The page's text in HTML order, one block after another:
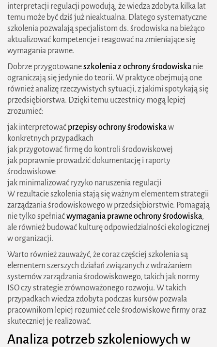
interpretacji regulacji powodują, że wiedza zdobyta kilka lat
temu może być dziś już nieaktualna. Dlatego systematyczne
szkolenia pozwalają specjalistom ds. środowiska na bieżąco
aktualizować kompetencje i reagować na zmieniające się
wymagania prawne.
Dobrze przygotowaneszkolenia z ochrony środowiska nie
ograniczają się jedynie do teorii. W praktyce obejmują one
również analizę rzeczywistych sytuacji, z jakimi spotykają się
przedsiębiorstwa. Dzięki temu uczestnicy mogą lepiej
zrozumieć:
jak interpretować przepisy ochrony środowiskaw
konkretnych przypadkach
jak przygotować firmę do kontroli środowiskowej
jak poprawnie prowadzić dokumentację i raporty
środowiskowe
jak minimalizować ryzyko naruszenia regulacji
W rezultacie szkolenia stają się ważnym elementem strategii
zarządzania środowiskowego w przedsiębiorstwie. Pomagają
nie tylko spełniaćwymagania prawne ochrony środowiska,
ale również budować kulturę odpowiedzialności ekologicznej
w organizacji.
Warto również zauważyć, że coraz częściej szkolenia są
elementem szerszych działań związanych z wdrażaniem
systemów zarządzania środowiskowego, takich jak normy
ISO czy strategie zrównoważonego rozwoju. W takich
przypadkach wiedza zdobyta podczas kursów pozwala
pracownikom lepiej rozumieć cele środowiskowe firmy oraz
skuteczniej je realizować.
Analiza potrzeb szkoleniowych w